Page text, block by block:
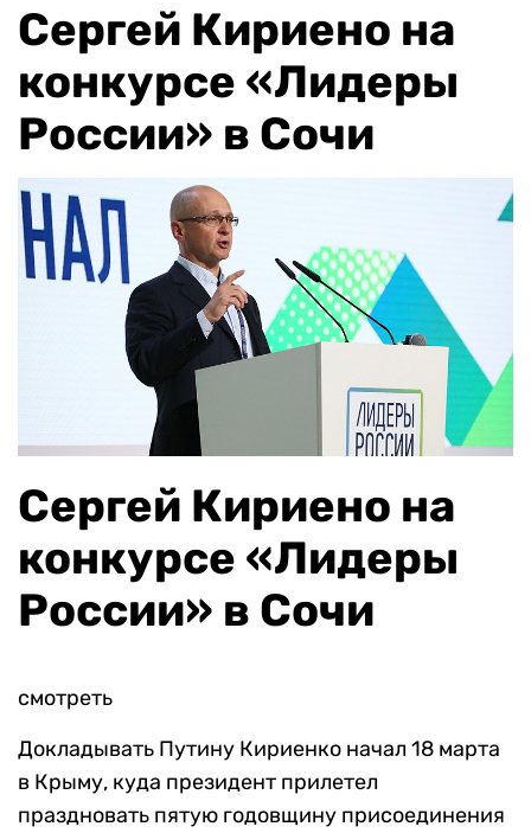
Сергей Кириено на
конкурсе «Лидеры
России» в Сочи
Сергей Кириено на
конкурсе «Лидеры
России» в Сочи
смотреть
Докладывать Путину Кириенко начал 18 марта
в Крыму, куда президент прилетел
праздновать пятую годовщину присоединения